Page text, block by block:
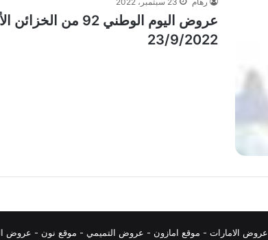
عروض اليوم الوطني
23/9/2022
عروض الامارات - موقع امازون - عروض التميمي - موقع نون - عروض